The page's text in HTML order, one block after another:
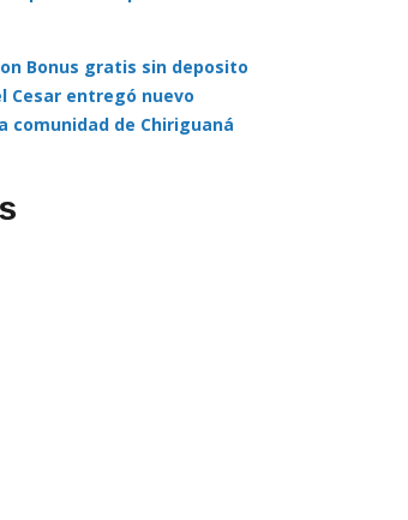
Bonus gratis sin deposito
Cesar entregó nuevo
comunidad de Chiriguaná